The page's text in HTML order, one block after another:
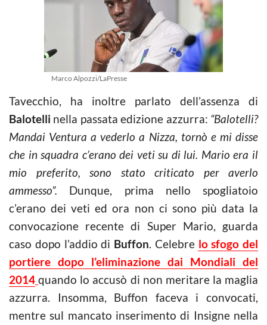
Marco Alpozzi/LaPresse
Tavecchio, ha inoltre parlato dell’assenza di
Balotelli nella passata edizione azzurra: “Balotelli?
Mandai Ventura a vederlo a Nizza, tornò e mi disse
che in squadra c’erano dei veti su di lui. Mario era il
mio preferito, sono stato criticato per averlo
ammesso”. Dunque, prima nello spogliatoio
c’erano dei veti ed ora non ci sono più data la
convocazione recente di Super Mario, guarda
caso dopo l’addio di Buffon. Celebre lo sfogo del
portiere dopo l’eliminazione dai Mondiali del
2014 quando lo accusò di non meritare la maglia
azzurra. Insomma, Buffon faceva i convocati,
mentre sul mancato inserimento di Insigne nella